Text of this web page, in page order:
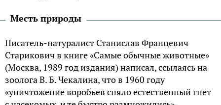
Месть природы
Писатель-натуралист Станислав Францевич
Старикович в книге «Самые обычные животные»
(Москва, 1989 год издания) написал, ссылаясь на
зоолога В. Б. Чекалина, что в 1960 году
«уничтожение воробьев сняло естественный гнет